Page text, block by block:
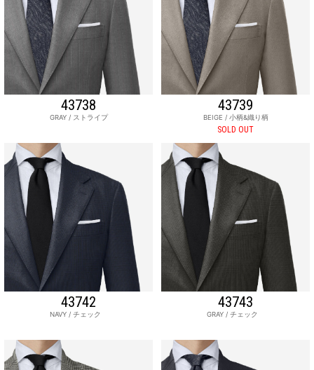
43738
GRAY / ストライプ
43739
BEIGE / 小柄&織り柄
SOLD OUT
43742
NAVY / チェック
43743
GRAY / チェック